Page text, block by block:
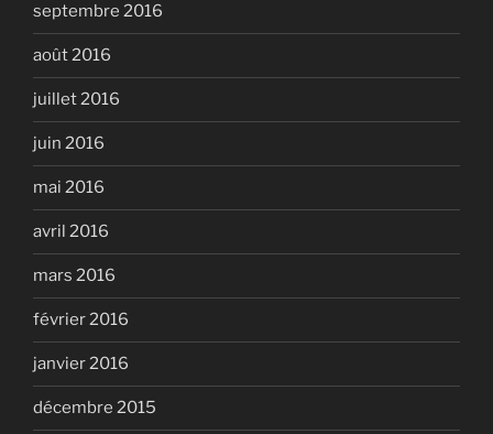
septembre 2016
août 2016
juillet 2016
juin 2016
mai 2016
avril 2016
mars 2016
février 2016
janvier 2016
décembre 2015